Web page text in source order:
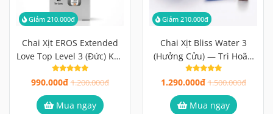
Giảm 210.000đ
Chai Xịt EROS Extended
Love Top Level 3 (Đức) Kéo
Dài Thời Gian 30ml
990.000đ 1.200.000đ
Mua ngay
Giảm 210.000đ
Chai Xịt Bliss Water 3
(Hưởng Cửu) — Trì Hoãn
Xuất Tinh Sớm 6ml
1.290.000đ 1.500.000đ
Mua ngay